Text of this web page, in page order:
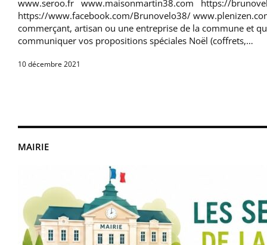
MAIRIE
www.seroo.fr www.maisonmartin38.com https://
https://www.facebook.com/Brunovelo38/
commerçant, artisan ou une entreprise de la commune et
communiquer vos propositions spéciales Noël (coffrets,…
10 décembre 2021